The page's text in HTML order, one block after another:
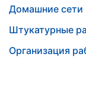
Домашние сети
Штукатурные
Организация